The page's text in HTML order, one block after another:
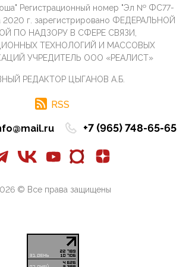
ситуация с продвижением через
СМИ персоны Эррола
массовым завозом в Россию
стали известны подробности
небо" на украинском ТВД.
системе платежных карт (НСПК)
что ИНН при переводах по
Регистрационный номер "Эл № ФС77-
2020 г. зарегистрировано ФЕДЕРАЛЬНОЙ
ПО НАДЗОРУ В СФЕРЕ СВЯЗИ,
ТЕХНОЛОГИЙ И МАССОВЫХ
УЧРЕДИТЕЛЬ ООО «РЕАЛИСТ»
РЕДАКТОР ЦЫГАНОВ А.Б.
RSS
+7 (965) 748-65-65
© Все права защищены